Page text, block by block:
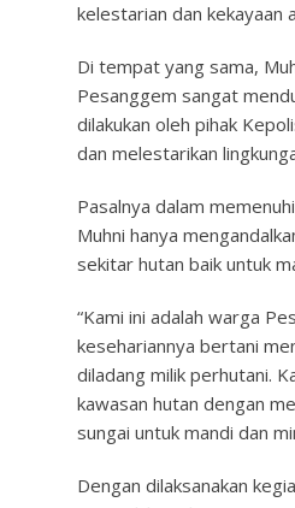
kelestarian dan kekayaan
Di tempat yang sama,
Pesanggem sangat
dilakukan oleh pihak
dan melestarikan
Pasalnya dalam
Muhni hanya
sekitar hutan baik untuk
“Kami ini adalah warga
kesehariannya bertani
diladang milik perhutani.
kawasan hutan dengan
sungai untuk mandi dan
Dengan dilaksanakan